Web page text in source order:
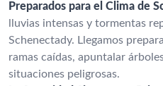
Preparados para el Clima de
lluvias intensas y tormentas
Schenectady. Llegamos
ramas caídas, apuntalar
situaciones peligrosas.